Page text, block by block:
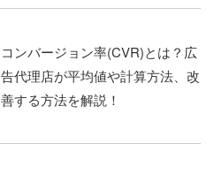
コンバージョン率(CVR)とは？広
告代理店が平均値や計算方法、改
善する方法を解説！